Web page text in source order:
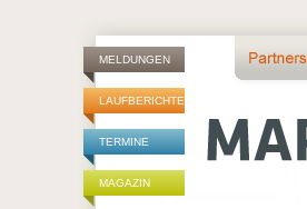
MELDUNGEN
LAUFBERICHTE
TERMINE
MAGAZIN